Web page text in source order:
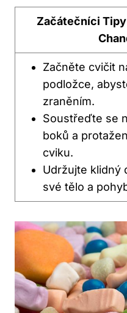
Začátečníci
Začněte cvičit
podložce,
zraněním.
Soustřeďte se
boků a
cviku.
Udržujte klidný
své tělo a